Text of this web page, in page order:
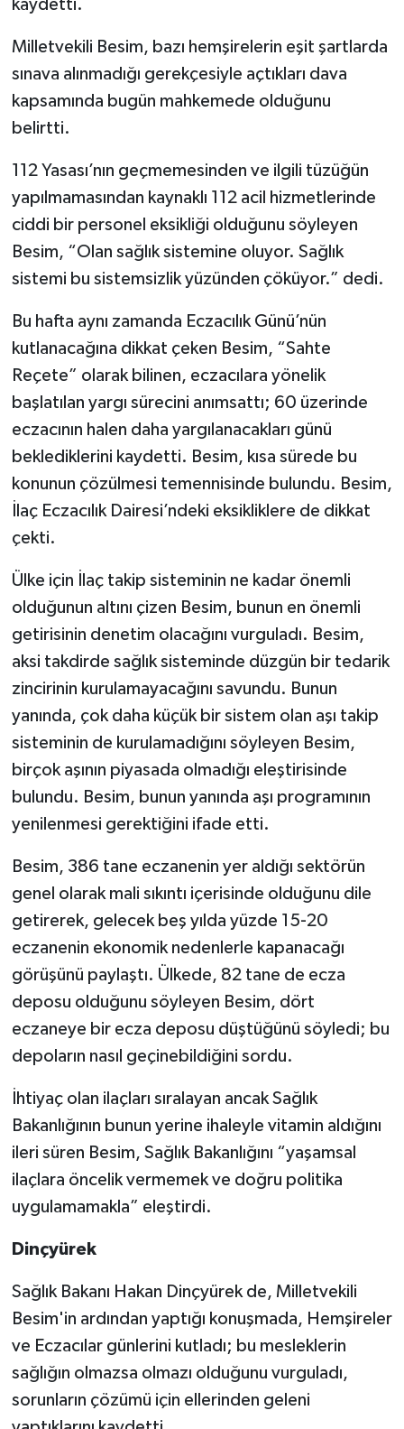
kaydetti.
Milletvekili Besim, bazı hemşirelerin eşit şartlarda
sınava alınmadığı gerekçesiyle açtıkları dava
kapsamında bugün mahkemede olduğunu
belirtti.
112 Yasası’nın geçmemesinden ve ilgili tüzüğün
yapılmamasından kaynaklı 112 acil hizmetlerinde
ciddi bir personel eksikliği olduğunu söyleyen
Besim, “Olan sağlık sistemine oluyor. Sağlık
sistemi bu sistemsizlik yüzünden çöküyor.” dedi.
Bu hafta aynı zamanda Eczacılık Günü’nün
kutlanacağına dikkat çeken Besim, “Sahte
Reçete” olarak bilinen, eczacılara yönelik
başlatılan yargı sürecini anımsattı; 60 üzerinde
eczacının halen daha yargılanacakları günü
beklediklerini kaydetti. Besim, kısa sürede bu
konunun çözülmesi temennisinde bulundu. Besim,
İlaç Eczacılık Dairesi’ndeki eksikliklere de dikkat
çekti.
Ülke için İlaç takip sisteminin ne kadar önemli
olduğunun altını çizen Besim, bunun en önemli
getirisinin denetim olacağını vurguladı. Besim,
aksi takdirde sağlık sisteminde düzgün bir tedarik
zincirinin kurulamayacağını savundu. Bunun
yanında, çok daha küçük bir sistem olan aşı takip
sisteminin de kurulamadığını söyleyen Besim,
birçok aşının piyasada olmadığı eleştirisinde
bulundu. Besim, bunun yanında aşı programının
yenilenmesi gerektiğini ifade etti.
Besim, 386 tane eczanenin yer aldığı sektörün
genel olarak mali sıkıntı içerisinde olduğunu dile
getirerek, gelecek beş yılda yüzde 15-20
eczanenin ekonomik nedenlerle kapanacağı
görüşünü paylaştı. Ülkede, 82 tane de ecza
deposu olduğunu söyleyen Besim, dört
eczaneye bir ecza deposu düştüğünü söyledi; bu
depoların nasıl geçinebildiğini sordu.
İhtiyaç olan ilaçları sıralayan ancak Sağlık
Bakanlığının bunun yerine ihaleyle vitamin aldığını
ileri süren Besim, Sağlık Bakanlığını “yaşamsal
ilaçlara öncelik vermemek ve doğru politika
uygulamamakla” eleştirdi.
Dinçyürek
Sağlık Bakanı Hakan Dinçyürek de, Milletvekili
Besim'in ardından yaptığı konuşmada, Hemşireler
ve Eczacılar günlerini kutladı; bu mesleklerin
sağlığın olmazsa olmazı olduğunu vurguladı,
sorunların çözümü için ellerinden geleni